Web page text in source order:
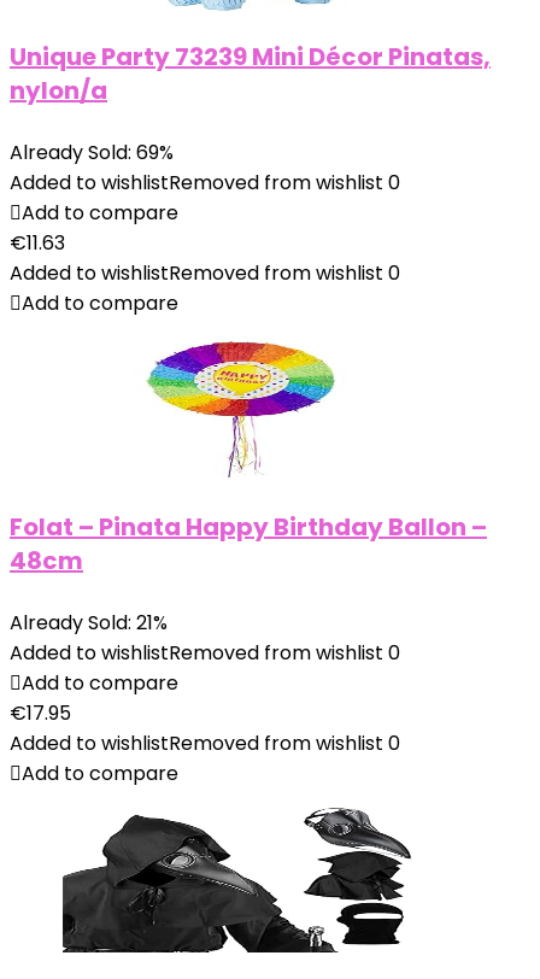
Unique Party 73239 Mini Décor Pinatas,
nylon/a
Already Sold: 69%
Added to wishlistRemoved from wishlist 0
Add to compare
€11.63
Added to wishlistRemoved from wishlist 0
Add to compare
Folat – Pinata Happy Birthday Ballon –
48cm
Already Sold: 21%
Added to wishlistRemoved from wishlist 0
Add to compare
€17.95
Added to wishlistRemoved from wishlist 0
Add to compare